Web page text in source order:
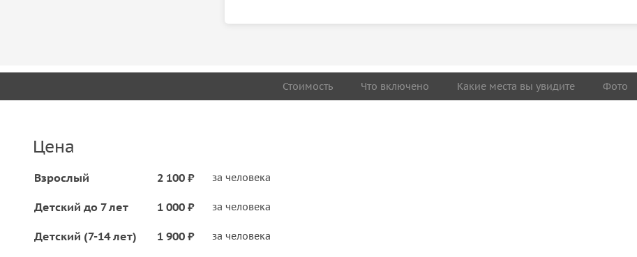
Стоимость Что включено Какие места вы увидите Фото
Цена
Взрослый 2 100 ₽ за человека
Детский до 7 лет 1 000 ₽ за человека
Детский (7-14 лет) 1 900 ₽ за человека